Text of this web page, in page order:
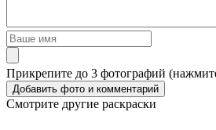
Прикрепите до 3 фотографий
Смотрите другие раскраски